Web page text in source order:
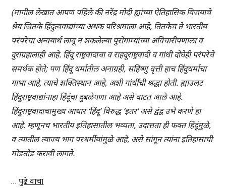
(मागील लेखात आपण पहिले की नरेंद्र मोदी ह्यांच्या ऐतिहासिक विजयाचे
श्रेय जितके हिंदुत्ववाद्यांच्या अथक परिश्रमाला आहे, तितकेच ते भारतीय
परंपरेचा अन्वयार्थ लावू न शकलेल्या पुरोगाम्यांच्या अविचारीपणाला व
दुराग्रहालाही आहे. हिंदू राष्ट्रवादाचा व राहदूराष्ट्रवादी व गांधी दोघेही परंपरेचे
समर्थक होते; पण हिंदू धर्मातील अनाग्रही, सहिष्णु वृत्ती हाच हिंदुधर्माचा
गाभा आहे, त्याचे शक्तिस्थान आहे, अशी गांधींची श्रद्धा होती. ह्याउलट
हिंदुराष्ट्रवाद्यांनाहा हिंदूंचा दुबळेपणा आहे असे वाटत आले आहे.
हिंदुराष्ट्रवादाचामुख्य आधार ‘हिंदू’ विरुद्ध ‘इतर’ असे द्वंद्व उभे करणे हा
आहे. म्हणूनच भारतीय इतिहासातील भव्यता, उदात्तता ही फक्त हिंदूंमुळे,
व त्यातील त्याज्य भाग परधर्मीयांमुळे आहे, असे सांगून त्यांना इतिहासाची
मोडतोड करावी लागते.
…पुढे वाचा